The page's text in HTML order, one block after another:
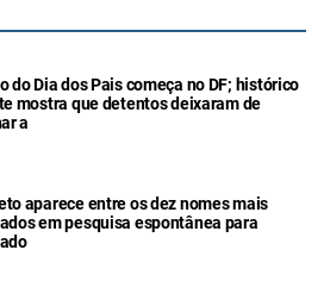
do Dia dos Pais começa no DF; histórico
mostra que detentos deixaram de
a
aparece entre os dez nomes mais
em pesquisa espontânea para